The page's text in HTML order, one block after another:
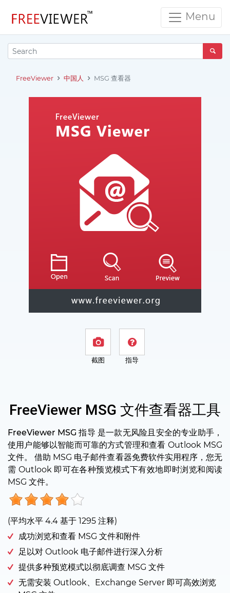
Menu
FreeViewer 中国人 MSG 查看器
截图 指导
FreeViewer MSG 文件查看器工具
FreeViewer MSG 指导 是一款无风险且安全的专业助手，
使用户能够以智能而可靠的方式管理和查看 Outlook MSG
文件。 借助 MSG 电子邮件查看器免费软件实用程序，您无
需 Outlook 即可在各种预览模式下有效地即时浏览和阅读
MSG 文件。
(平均水平 4.4 基于 1295 注释)
成功浏览和查看 MSG 文件和附件
足以对 Outlook 电子邮件进行深入分析
提供多种预览模式以彻底调查 MSG 文件
无需安装 Outlook、Exchange Server 即可高效浏览